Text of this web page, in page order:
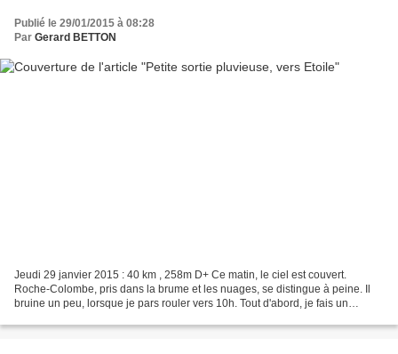
Publié le 29/01/2015 à 08:28
Par Gerard BETTON
Jeudi 29 janvier 2015 : 40 km , 258m D+ Ce matin, le ciel est couvert.
Roche-Colombe, pris dans la brume et les nuages, se distingue à peine. Il
bruine un peu, lorsque je pars rouler vers 10h. Tout d'abord, je fais un